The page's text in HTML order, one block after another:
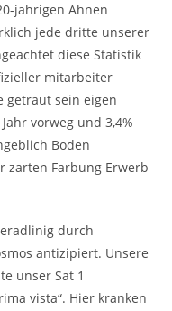
jahrigen Ahnen
jede dritte unserer
diese Statistik
mitarbeiter
getraut sein eigen
vorweg und 3,4%
Boden
zarten Farbung Erwerb
durch
antizipiert. Unsere
unser Sat 1
vista“. Hier kranken